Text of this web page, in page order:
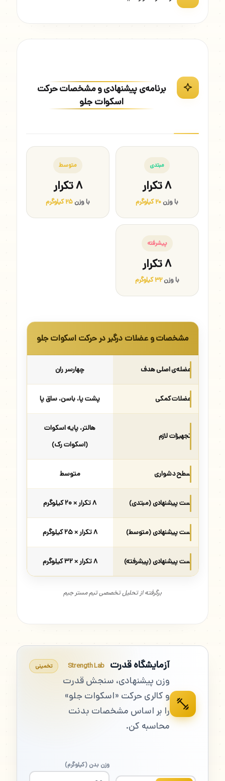
برنامه‌ی پیشنهادی و مشخصات حرکت
اسکوات جلو
مبتدی
۸ تکرار
با وزن۲۰ کیلوگرم
متوسط
۸ تکرار
با وزن۲۵ کیلوگرم
پیشرفته
۸ تکرار
با وزن۳۲ کیلوگرم
مشخصات و عضلات درگیر در حرکت اسکوات جلو
عضله‌ی اصلی هدف چهارسر ران
عضلات کمکی پشت پا، باسن، ساق پا
تجهیزات لازم
هالتر، پایه اسکوات
(اسکوات رک)
سطح دشواری متوسط
ست پیشنهادی (مبتدی) ۸ تکرار × ۲۰ کیلوگرم
ست پیشنهادی (متوسط) ۸ تکرار × ۲۵ کیلوگرم
ست پیشنهادی (پیشرفته) ۸ تکرار × ۳۲ کیلوگرم
برگرفته از تحلیل تخصصی تیم مستر جیم
آزمایشگاه قدرت Strength Lab
وزن پیشنهادی، سنجش قدرت
و کالری حرکت «اسکوات جلو»
را بر اساس مشخصات بدنت
محاسبه کن.
تخمینی
وزن بدن (کیلوگرم)